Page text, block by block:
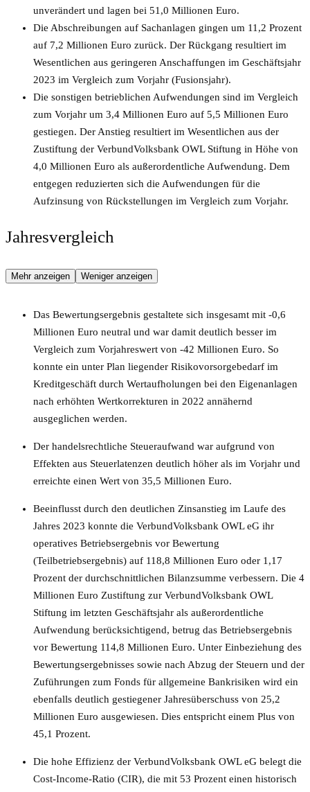
unverändert und lagen bei 51,0 Millionen Euro.
Die Abschreibungen auf Sachanlagen gingen um 11,2 Prozent
auf 7,2 Millionen Euro zurück. Der Rückgang resultiert im
Wesentlichen aus geringeren Anschaffungen im Geschäftsjahr
2023 im Vergleich zum Vorjahr (Fusionsjahr).
Die sonstigen betrieblichen Aufwendungen sind im Vergleich
zum Vorjahr um 3,4 Millionen Euro auf 5,5 Millionen Euro
gestiegen. Der Anstieg resultiert im Wesentlichen aus der
Zustiftung der VerbundVolksbank OWL Stiftung in Höhe von
4,0 Millionen Euro als außerordentliche Aufwendung. Dem
entgegen reduzierten sich die Aufwendungen für die
Aufzinsung von Rückstellungen im Vergleich zum Vorjahr.
Jahresvergleich
Mehr anzeigen Weniger anzeigen
Das Bewertungsergebnis gestaltete sich insgesamt mit -0,6
Millionen Euro neutral und war damit deutlich besser im
Vergleich zum Vorjahreswert von -42 Millionen Euro. So
konnte ein unter Plan liegender Risikovorsorgebedarf im
Kreditgeschäft durch Wertaufholungen bei den Eigenanlagen
nach erhöhten Wertkorrekturen in 2022 annähernd
ausgeglichen werden.
Der handelsrechtliche Steueraufwand war aufgrund von
Effekten aus Steuerlatenzen deutlich höher als im Vorjahr und
erreichte einen Wert von 35,5 Millionen Euro.
Beeinflusst durch den deutlichen Zinsanstieg im Laufe des
Jahres 2023 konnte die VerbundVolksbank OWL eG ihr
operatives Betriebsergebnis vor Bewertung
(Teilbetriebsergebnis) auf 118,8 Millionen Euro oder 1,17
Prozent der durchschnittlichen Bilanzsumme verbessern. Die 4
Millionen Euro Zustiftung zur VerbundVolksbank OWL
Stiftung im letzten Geschäftsjahr als außerordentliche
Aufwendung berücksichtigend, betrug das Betriebsergebnis
vor Bewertung 114,8 Millionen Euro. Unter Einbeziehung des
Bewertungsergebnisses sowie nach Abzug der Steuern und der
Zuführungen zum Fonds für allgemeine Bankrisiken wird ein
ebenfalls deutlich gestiegener Jahresüberschuss von 25,2
Millionen Euro ausgewiesen. Dies entspricht einem Plus von
45,1 Prozent.
Die hohe Effizienz der VerbundVolksbank OWL eG belegt die
Cost-Income-Ratio (CIR), die mit 53 Prozent einen historisch